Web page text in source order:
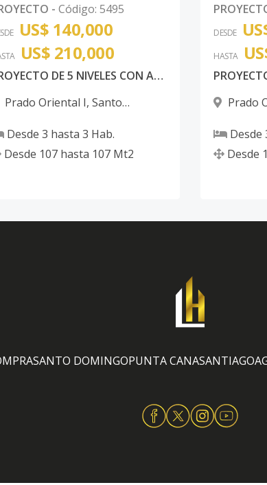
- Código: 5495
US$ 140,000
US$ 210,000
PROYECTO DE 5 NIVELES CON AREA SOCIAL EN 6T0 NIVEL AMUEBLADA CON 2 PARQUEOS POR APARTAMETOS
Prado Oriental I, Santo
Desde 3 hasta 3 Hab.
Desde 107 hasta 107 Mt2
DESDE
HASTA
Prado
Desde
Desde
SANTO DOMINGOPUNTA CANASANTIAGO